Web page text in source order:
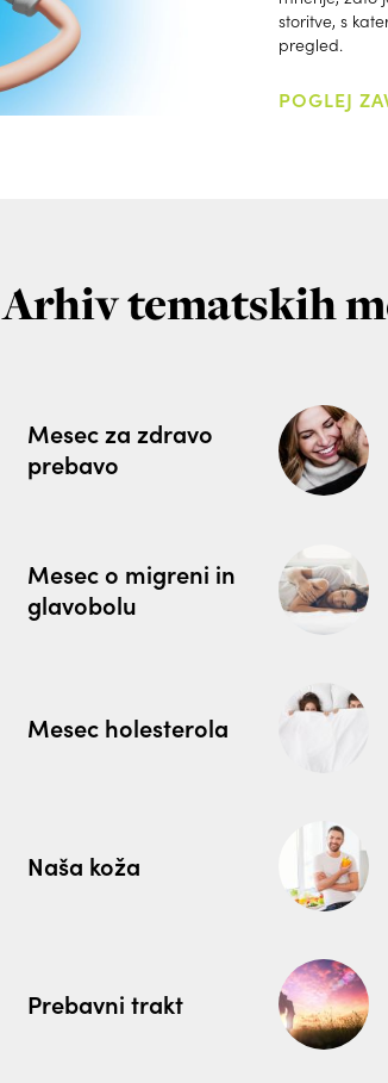
storitve, s
pregled.
POGLEJ
Arhiv tematskih
Mesec za zdravo
prebavo
Mesec o migreni in
glavobolu
Mesec holesterola
Naša koža
Prebavni trakt